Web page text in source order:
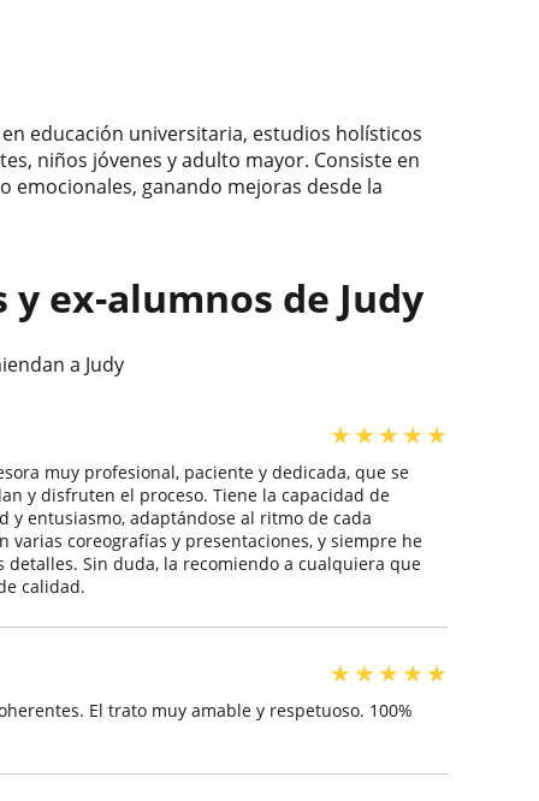
educación universitaria, estudios holísticos
niños jóvenes y adulto mayor. Consiste en
emocionales, ganando mejoras desde la
ex-alumnos de Judy
a Judy
★★★★★
muy profesional, paciente y dedicada, que se
y disfruten el proceso. Tiene la capacidad de
entusiasmo, adaptándose al ritmo de cada
varias coreografías y presentaciones, y siempre he
Sin duda, la recomiendo a cualquiera que
calidad.
★★★★★
El trato muy amable y respetuoso. 100%